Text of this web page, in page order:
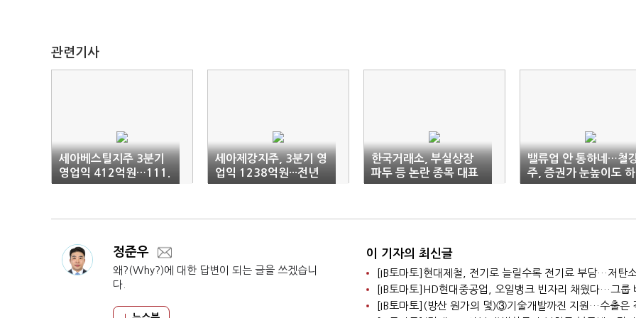
관련기사
세아베스틸지주 3분기
영업익 412억원…111.
6%↑
세아제강지주, 3분기 영
업익 1238억원···전년
비 28.5%↓
한국거래소, 부실상장
파두 등 논란 종목 대표
지수서 제외
밸류업 안 통하네…철
주, 증권가 눈높이도 하
향
정준우
왜?(Why?)에 대한 답변이 되는 글을 쓰겠습니
다.
이 기자의 최신글